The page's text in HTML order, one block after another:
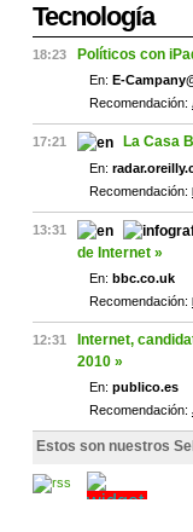
Tecnología
18:23 Políticos con
En: E-
Recomendación:
17:21 La Casa
En:
Recomendación:
13:31
de Internet »
En: bbc.co.uk
Recomendación:
12:31
Internet,
2010 »
En: publico.es
Recomendación:
Estos son nuestros